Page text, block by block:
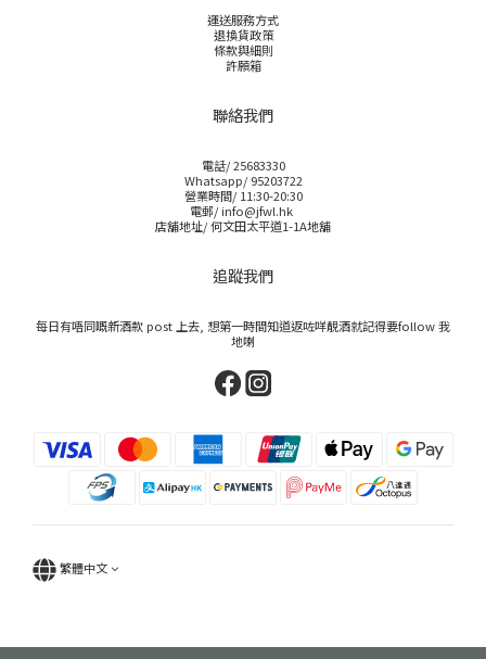
運送服務方式
退換貨政策
條款與細則
許願箱
聯絡我們
電話/ 25683330
Whatsapp/ 95203722
營業時間/ 11:30-20:30
電郵/ info@jfwl.hk
店舖地址/ 何文田太平道1-1A地舖
追蹤我們
每日有唔同嘅新酒款 post 上去, 想第一時間知道返咗咩靚酒就記得要follow 我
地喇
繁體中文